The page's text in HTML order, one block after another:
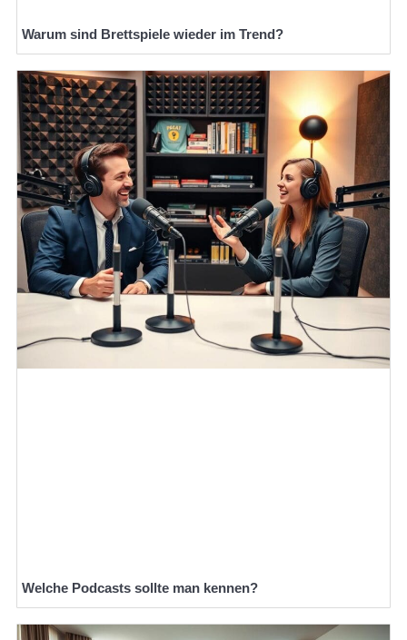
Warum sind Brettspiele wieder im Trend?
Welche Podcasts sollte man kennen?